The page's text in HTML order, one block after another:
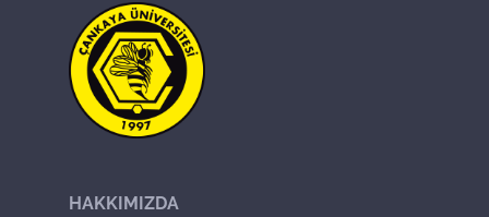
HAKKIMIZDA